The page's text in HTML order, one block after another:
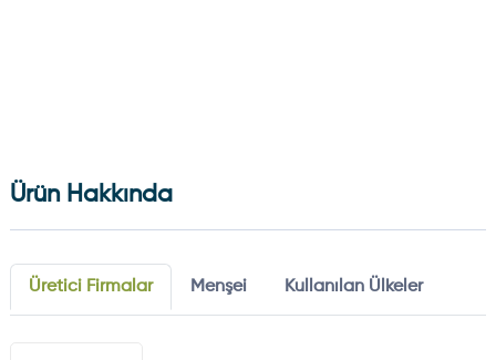
Ürün Hakkında
Üretici Firmalar Menşei Kullanılan Ülkeler